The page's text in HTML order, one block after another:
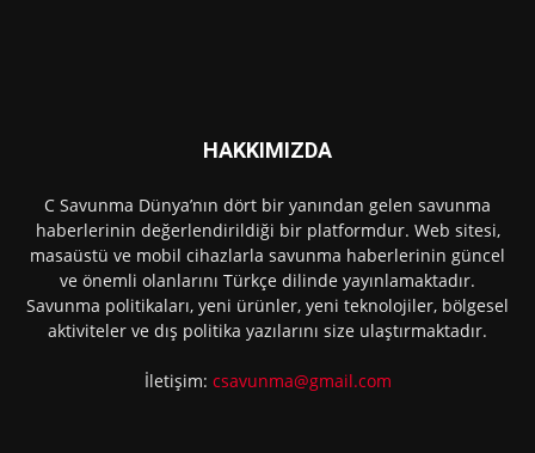
HAKKIMIZDA
C Savunma Dünya’nın dört bir yanından gelen savunma
haberlerinin değerlendirildiği bir platformdur. Web sitesi,
masaüstü ve mobil cihazlarla savunma haberlerinin güncel
ve önemli olanlarını Türkçe dilinde yayınlamaktadır.
Savunma politikaları, yeni ürünler, yeni teknolojiler, bölgesel
aktiviteler ve dış politika yazılarını size ulaştırmaktadır.
İletişim: csavunma@gmail.com